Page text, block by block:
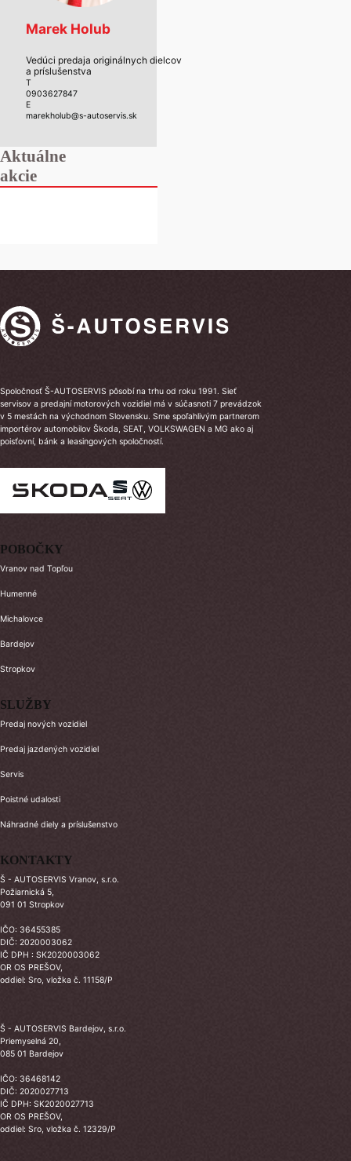
Marek Holub
Vedúci predaja originálnych dielcov
a príslušenstva
T
0903627847
E
marekholub@s-autoservis.sk
Aktuálne
akcie
Spoločnosť Š-AUTOSERVIS pôsobí na trhu od roku 1991. Sieť
servisov a predajní motorových vozidiel má v súčasnoti 7 prevádzok
v 5 mestách na východnom Slovensku. Sme spoľahlivým partnerom
importérov automobilov Škoda, SEAT, VOLKSWAGEN a MG ako aj
poisťovní, bánk a leasingových spoločností.
POBOČKY
Vranov nad Topľou
Humenné
Michalovce
Bardejov
Stropkov
SLUŽBY
Predaj nových vozidiel
Predaj jazdených vozidiel
Servis
Poistné udalosti
Náhradné diely a príslušenstvo
KONTAKTY
Š - AUTOSERVIS Vranov, s.r.o.
Požiarnická 5,
091 01 Stropkov
IČO: 36455385
DIČ: 2020003062
IČ DPH : SK2020003062
OR OS PREŠOV,
oddiel: Sro, vložka č. 11158/P
Š - AUTOSERVIS Bardejov, s.r.o.
Priemyselná 20,
085 01 Bardejov
IČO: 36468142
DIČ: 2020027713
IČ DPH: SK2020027713
OR OS PREŠOV,
oddiel: Sro, vložka č. 12329/P